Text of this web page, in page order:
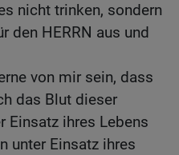
nicht trinken, sondern
den HERRN aus und
von mir sein, dass
das Blut dieser
Einsatz ihres Lebens
unter Einsatz ihres